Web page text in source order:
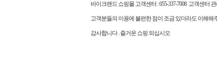
바이크랜드 쇼핑몰 고객센터 : 055-337-7008 고객센터
고객분들의 이용에 불편한 점이 조금 있더라도 이해해
감사합니다. 즐거운 쇼핑 되십시오